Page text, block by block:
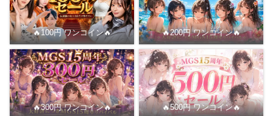
🔥100円 ワンコイン🔥 🔥200円 ワンコイン🔥
🔥300円 ワンコイン🔥 🔥500円 ワンコイン🔥